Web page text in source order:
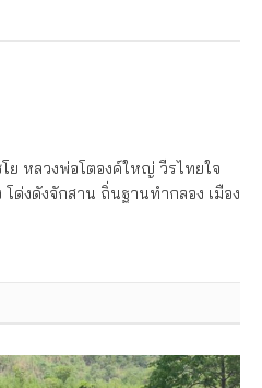
โย หลวงพ่อโตองค์ใหญ่ วีรไทยใจ
โด่งดังจักสาน ถิ่นฐานทำกลอง เมือง